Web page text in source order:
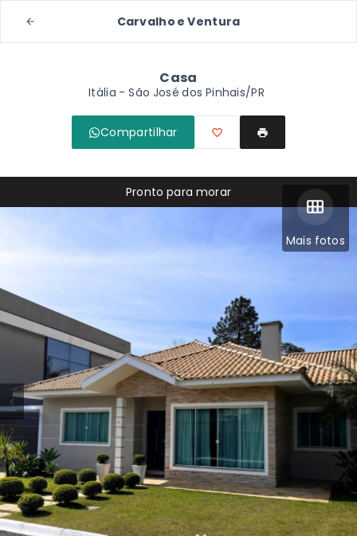
Carvalho e Ventura
Casa
Itália - São José dos Pinhais/PR
Compartilhar
Mais fotos
Pronto para morar